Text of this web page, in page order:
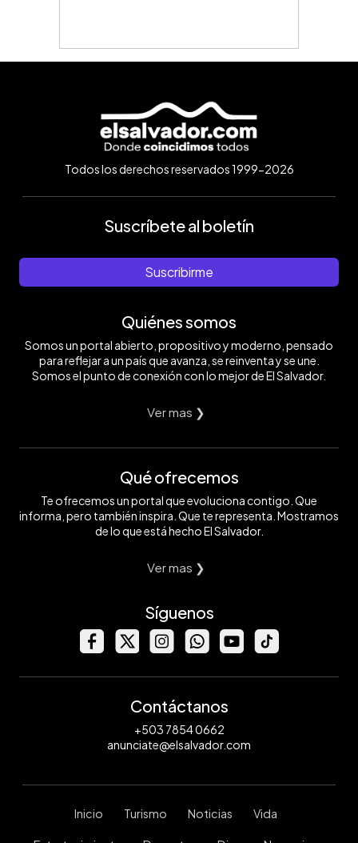
Todos los derechos reservados 1999-2026
Suscríbete al boletín
Suscribirme
Quiénes somos
Somos un portal abierto, propositivo y moderno, pensado
para reflejar a un país que avanza, se reinventa y se une.
Somos el punto de conexión con lo mejor de El Salvador.
Ver mas ❯
Qué ofrecemos
Te ofrecemos un portal que evoluciona contigo. Que
informa, pero también inspira. Que te representa. Mostramos
de lo que está hecho El Salvador.
Ver mas ❯
Síguenos
Contáctanos
+503 7854 0662
anunciate@elsalvador.com
Inicio Turismo Noticias Vida